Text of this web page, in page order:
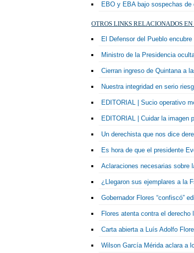
EBO y EBA bajo sospechas
OTROS LINKS RELACIONADOS
El Defensor del Pueblo
Ministro de la Presidencia
Cierran ingreso de Quintana a
Nuestra integridad en serio
EDITORIAL | Sucio operativo
EDITORIAL | Cuidar la imagen
Un derechista que nos dice
Es hora de que el presidente
Aclaraciones necesarias sobre
¿Llegaron sus ejemplares a la
Gobernador Flores “confiscó”
Flores atenta contra el derecho
Carta abierta a Luís Adolfo
Wilson García Mérida aclara a